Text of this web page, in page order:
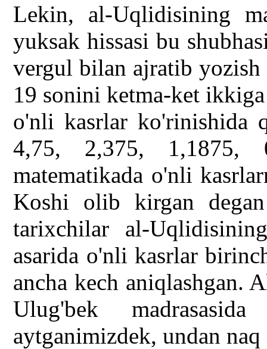
Lekin, al-Uqlidisining
yuksak hissasi bu
vergul bilan ajratib
19 sonini ketma-ket
o'nli kasrlar ko'rinishida
4,75, 2,375, 1,1875,
matematikada o'nli
Koshi olib kirgan
tarixchilar al-
asarida o'nli kasrlar
ancha kech aniqlashgan.
Ulug'bek
aytganimizdek, undan